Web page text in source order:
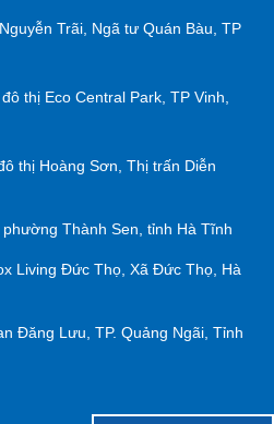
tại Diễn Châu
- Thành Viên Của Đất Xanh Services
7 Quang Trung, Tp. Vinh, Nghệ
Trãi, Ngã tư Quán Bàu, TP
thị Hoàng Sơn, Thị trấn Diễn